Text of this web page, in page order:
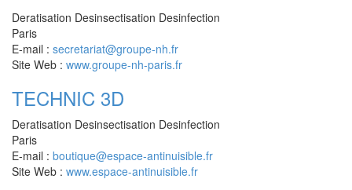
Deratisation Desinsectisation Desinfection
Paris
E-mail : secretariat@groupe-nh.fr
Site Web : www.groupe-nh-paris.fr
TECHNIC 3D
Deratisation Desinsectisation Desinfection
Paris
E-mail : boutique@espace-antinuisible.fr
Site Web : www.espace-antinuisible.fr